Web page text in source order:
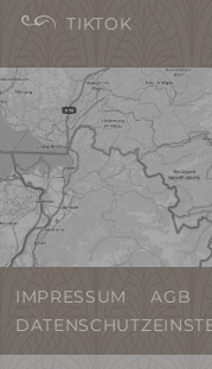
TIKTOK
IMPRESSUM AGB